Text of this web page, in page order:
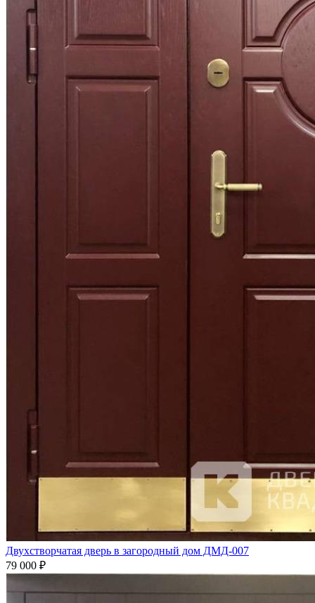
Двухстворчатая дверь в загородный дом ДМД-007
79 000 ₽